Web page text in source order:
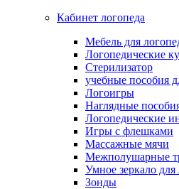
Кабинет логопеда
Мебель для
Логопедические
Стерилизатор
учебные пособия
Логоигры
Наглядные
Логопедические
Игры с флешками
Массажные мячи
Межполушарные
Умное зеркало
Зонды